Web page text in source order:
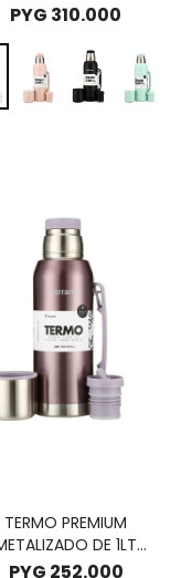
PYG 310.000
TERMO PREMIUM
DE 1LT
CON MANIJA -
PYG 252.000